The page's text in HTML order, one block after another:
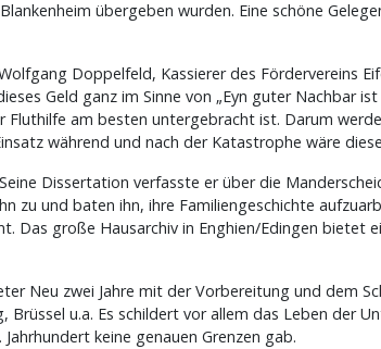
übergeben wurden. Eine schöne
Doppelfeld, Kassierer des Fördervereins
Geld ganz im Sinne von „Eyn guter Nachbar
Fluthilfe am besten untergebracht ist. Darum
während und nach der Katastrophe wäre
Dissertation verfasste er über die
zu und baten ihn, ihre Familiengeschichte
große Hausarchiv in Enghien/Edingen bietet
Neu zwei Jahre mit der Vorbereitung und dem
u.a. Es schildert vor allem das Leben der
keine genauen Grenzen gab.